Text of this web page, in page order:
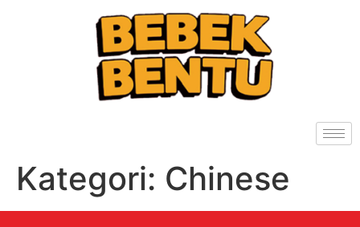
Kategori: Chinese